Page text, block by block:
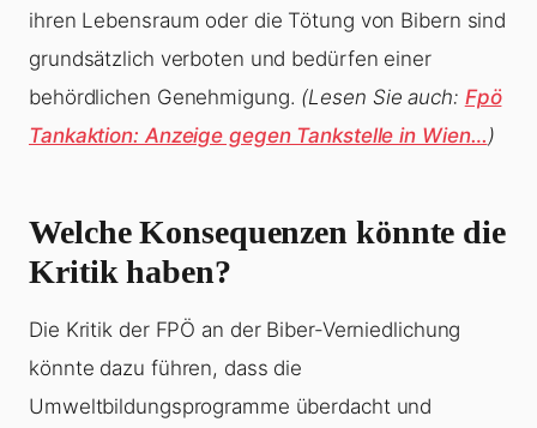
ihren Lebensraum oder die Tötung von Bibern sind
grundsätzlich verboten und bedürfen einer
behördlichen Genehmigung. (Lesen Sie auch: Fpö
Tankaktion: Anzeige gegen Tankstelle in Wien… )
Welche Konsequenzen könnte die
Kritik haben?
Die Kritik der FPÖ an der Biber-Verniedlichung
könnte dazu führen, dass die
Umweltbildungsprogramme überdacht und